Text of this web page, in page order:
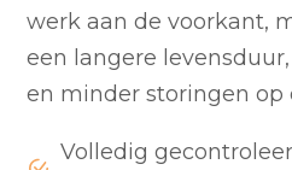
werk aan de voorkant,
een langere
en minder storingen op
Volledig